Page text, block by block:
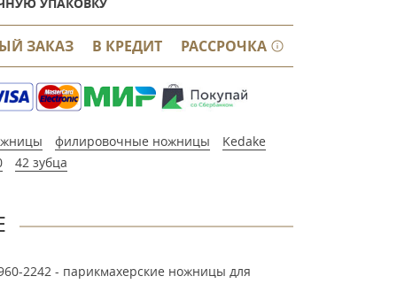
ЗАКАЗ В КРЕДИТ РАССРОЧКА
филировочные ножницы
Kedake
42 зубца
2242 - парикмахерские ножницы для